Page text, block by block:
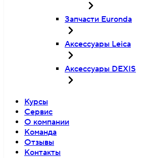
Запчасти Euronda
Аксессуары Leica
Аксессуары DEXIS
Курсы
Сервис
О компании
Команда
Отзывы
Контакты